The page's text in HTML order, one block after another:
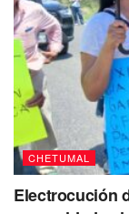
asistir al lugar
calle Profesor
municipio de
Con
Te puede
CHETUMAL
Electrocución